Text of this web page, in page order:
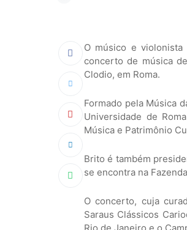
O músico e violonista
concerto de música
Clodio, em Roma.
Formado pela Música
Universidade de
Música e Patrimônio
Brito é também
se encontra na
O concerto, cuja
Saraus Clássicos